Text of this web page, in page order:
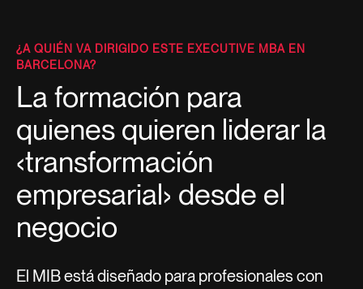
¿A QUIÉN VA DIRIGIDO ESTE EXECUTIVE MBA EN
BARCELONA?
La formación para
quienes quieren liderar la
‹transformación
empresarial› desde el
negocio
El MIB está diseñado para profesionales con